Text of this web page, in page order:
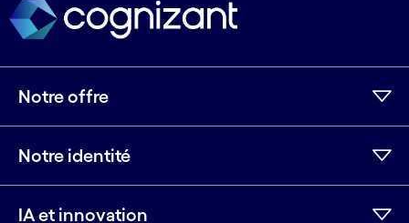
Notre offre
Notre identité
IA et innovation